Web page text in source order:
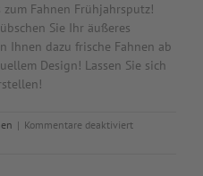
Fahnen Frühjahrsputz!
Sie Ihr äußeres
Ihnen dazu frische Fahnen ab
Design! Lassen Sie sich
| Kommentare deaktiviertfür